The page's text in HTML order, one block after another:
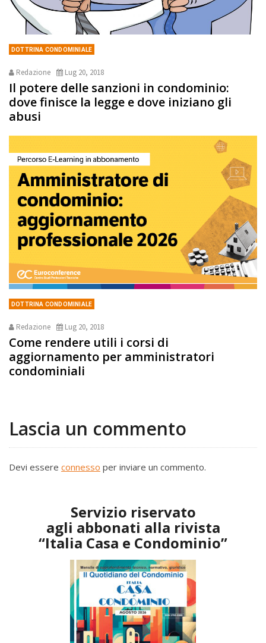
DOTTRINA CONDOMINIALE
Redazione Lug 20, 2018
Il potere delle sanzioni in condominio:
dove finisce la legge e dove iniziano gli
abusi
DOTTRINA CONDOMINIALE
Redazione Lug 20, 2018
Come rendere utili i corsi di
aggiornamento per amministratori
condominiali
Lascia un commento
Devi essere connesso per inviare un commento.
Servizio riservato
agli abbonati alla rivista
“Italia Casa e Condominio”